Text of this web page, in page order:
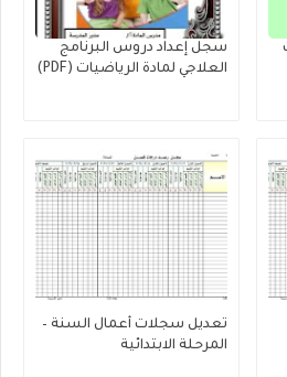
سجل إعداد دروس البرنامج
العلاجي لمادة الرياضيات (PDF)
تعديل سجلات أعمال السنة –
المرحلة الابتدائية